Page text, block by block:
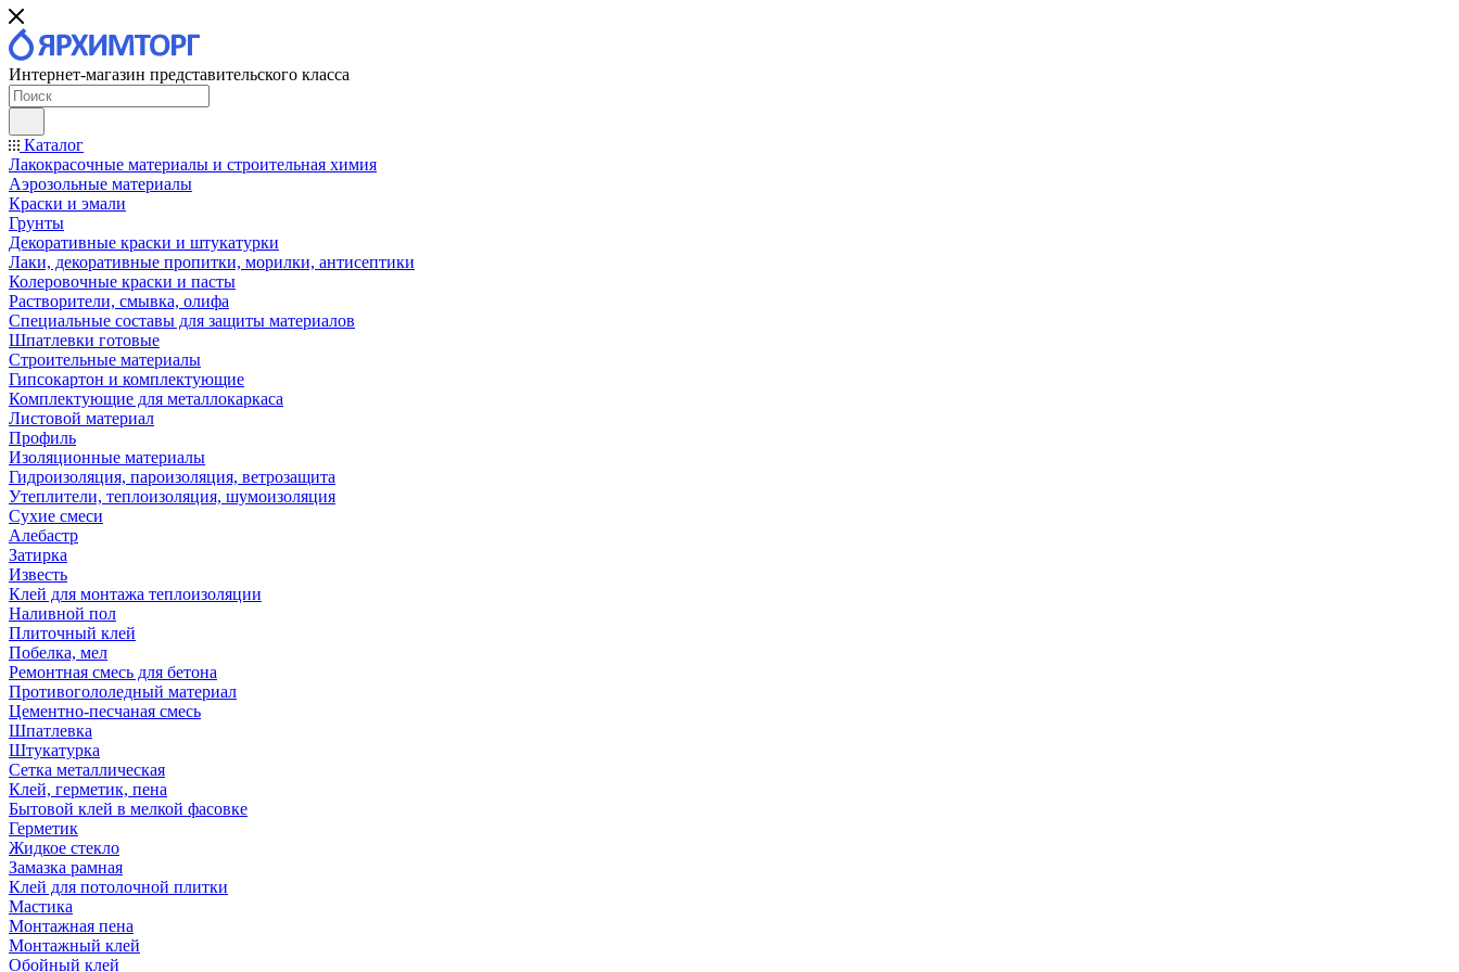
Интернет-магазин представительского класса
Каталог
Лакокрасочные материалы и строительная химия
Аэрозольные материалы
Краски и эмали
Грунты
Декоративные краски и штукатурки
Лаки, декоративные пропитки, морилки, антисептики
Колеровочные краски и пасты
Растворители, смывка, олифа
Специальные составы для защиты материалов
Шпатлевки готовые
Строительные материалы
Гипсокартон и комплектующие
Комплектующие для металлокаркаса
Листовой материал
Профиль
Изоляционные материалы
Гидроизоляция, пароизоляция, ветрозащита
Утеплители, теплоизоляция, шумоизоляция
Сухие смеси
Алебастр
Затирка
Известь
Клей для монтажа теплоизоляции
Наливной пол
Плиточный клей
Побелка, мел
Ремонтная смесь для бетона
Противогололедный материал
Цементно-песчаная смесь
Шпатлевка
Штукатурка
Сетка металлическая
Клей, герметик, пена
Бытовой клей в мелкой фасовке
Герметик
Жидкое стекло
Замазка рамная
Клей для потолочной плитки
Мастика
Монтажная пена
Монтажный клей
Обойный клей